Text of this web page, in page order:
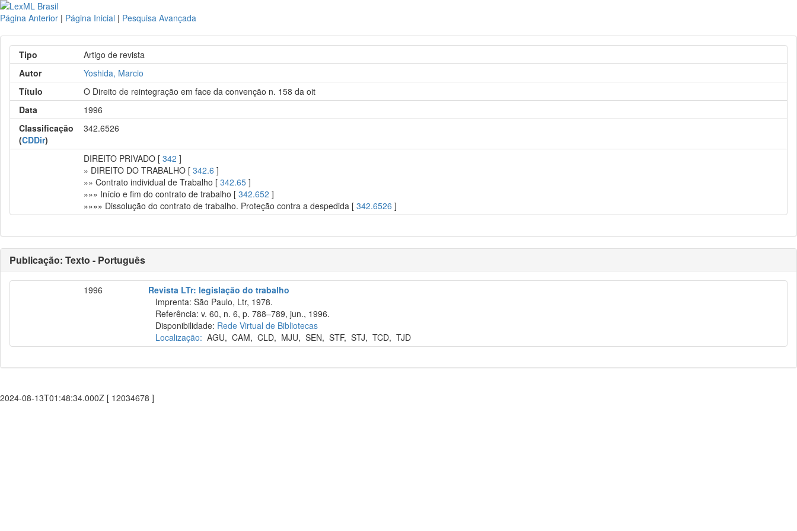
Página Anterior | Página Inicial | Pesquisa Avançada
Tipo
Artigo de revista
Autor
Yoshida, Marcio
Título
O Direito de reintegração em face da convenção n. 158 da oit
Data
1996
Classificação
(CDDir)
342.6526
DIREITO PRIVADO [342 ]
» DIREITO DO TRABALHO [342.6 ]
»» Contrato individual de Trabalho [342.65 ]
»»» Início e fim do contrato de trabalho [342.652 ]
»»»» Dissolução do contrato de trabalho. Proteção contra a despedida [342.6526 ]
Publicação: Texto - Português
1996
Revista LTr: legislação do trabalho
Imprenta: São Paulo, Ltr, 1978.
Referência: v. 60, n. 6, p. 788–789, jun., 1996.
Disponibilidade: Rede Virtual de Bibliotecas
Localização: AGU,CAM,CLD, MJU,SEN,STF,STJ,TCD,TJD
2024-08-13T01:48:34.000Z [ 12034678 ]